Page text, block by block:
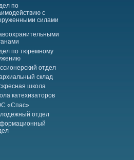
по
с
силами
по тюремному
отдел
склад
школа
катехизаторов
«Спас»
отдел